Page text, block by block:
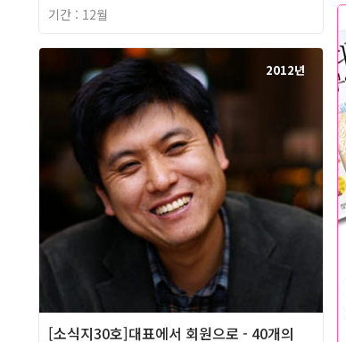
기간 : 12월
2012년
[소식지30호]대표에서 회원으로 - 40개의